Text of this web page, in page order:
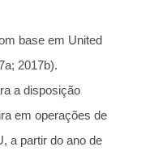
base em United
2017b).
a disposição
em operações de
a partir do ano de